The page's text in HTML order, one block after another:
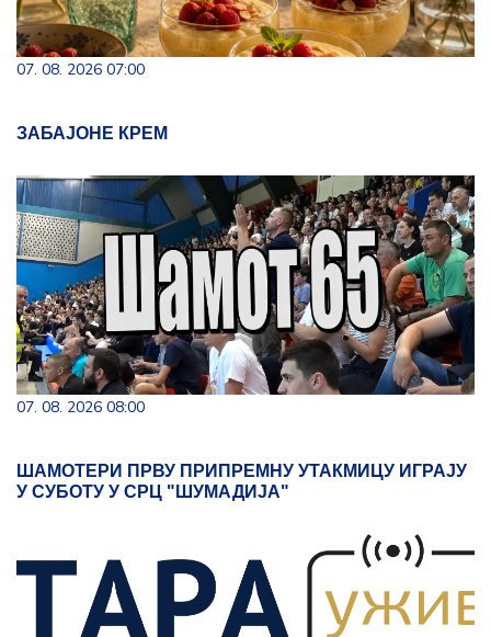
07. 08. 2026 07:00
ЗАБАЈОНЕ КРЕМ
07. 08. 2026 08:00
ШАМОТЕРИ ПРВУ ПРИПРЕМНУ УТАКМИЦУ ИГРАЈУ
У СУБОТУ У СРЦ "ШУМАДИЈА"